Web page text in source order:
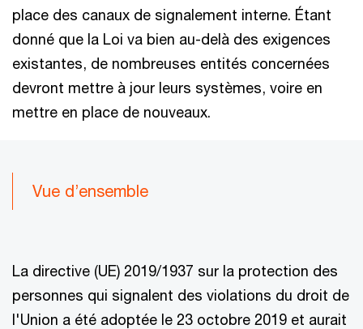
place des canaux de signalement interne. Étant
donné que la Loi va bien au-delà des exigences
existantes, de nombreuses entités concernées
devront mettre à jour leurs systèmes, voire en
mettre en place de nouveaux.
Vue d’ensemble
La directive (UE) 2019/1937 sur la protection des
personnes qui signalent des violations du droit de
l'Union a été adoptée le 23 octobre 2019 et aurait